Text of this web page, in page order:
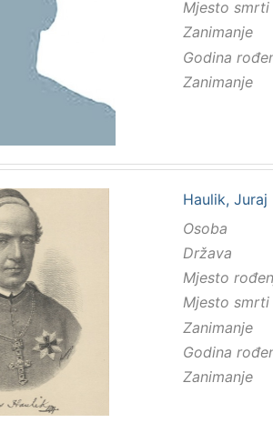
Mjesto smrti
Zanimanje
Godina
Zanimanje
Haulik, Juraj
Osoba
Država
Mjesto
Mjesto smrti
Zanimanje
Godina
Zanimanje